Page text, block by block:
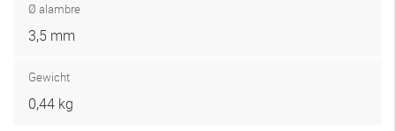
Ø alambre
3,5 mm
Gewicht
0,44 kg